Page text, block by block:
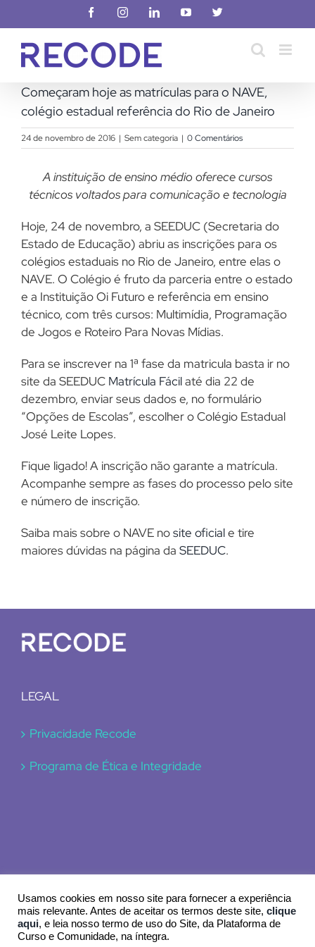
para
conteúdo
FacebookInstagramLinkedInYouTubeX
Começaram hoje as matrículas para o NAVE,
colégio estadual referência do Rio de Janeiro
24 de novembro de 2016 | Sem categoria | 0 Comentários
A instituição de ensino médio oferece cursos
técnicos voltados para comunicação e tecnologia
Hoje, 24 de novembro, a SEEDUC (Secretaria do
Estado de Educação) abriu as inscrições para os
colégios estaduais no Rio de Janeiro, entre elas o
NAVE. O Colégio é fruto da parceria entre o estado
e a Instituição Oi Futuro e referência em ensino
técnico, com três cursos: Multimídia, Programação
de Jogos e Roteiro Para Novas Mídias.
Para se inscrever na 1ª fase da matricula basta ir no
site da SEEDUC Matrícula Fácilaté dia 22 de
dezembro, enviar seus dados e, no formulário
“Opções de Escolas”, escolher o Colégio Estadual
José Leite Lopes.
Fique ligado! A inscrição não garante a matrícula.
Acompanhe sempre as fases do processo pelo site
e número de inscrição.
Saiba mais sobre o NAVE nosite oficiale tire
maiores dúvidas na página da SEEDUC.
LEGAL
Privacidade Recode
Programa de Ética e Integridade
© 2024 Recode
Usamos cookies em nosso site para fornecer a experiência
mais relevante. Antes de aceitar os termos deste site, clique
aqui, e leia nosso termo de uso do Site, da Plataforma de
Curso e Comunidade, na íntegra.